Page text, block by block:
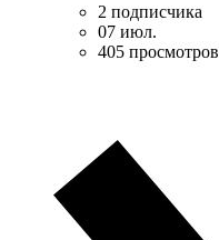
2 подписчика
07 июл.
405 просмотров